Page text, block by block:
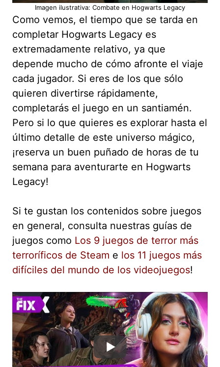
Imagen ilustrativa: Combate en Hogwarts Legacy
Como vemos, el tiempo que se tarda en
completar Hogwarts Legacy es
extremadamente relativo, ya que
depende mucho de cómo afronte el viaje
cada jugador. Si eres de los que sólo
quieren divertirse rápidamente,
completarás el juego en un santiamén.
Pero si lo que quieres es explorar hasta el
último detalle de este universo mágico,
¡reserva un buen puñado de horas de tu
semana para aventurarte en Hogwarts
Legacy!
Si te gustan los contenidos sobre juegos
en general, consulta nuestras guías de
juegos como Los 9 juegos de terror más
terroríficos de Steam e los 11 juegos más
difíciles del mundo de los videojuegos!